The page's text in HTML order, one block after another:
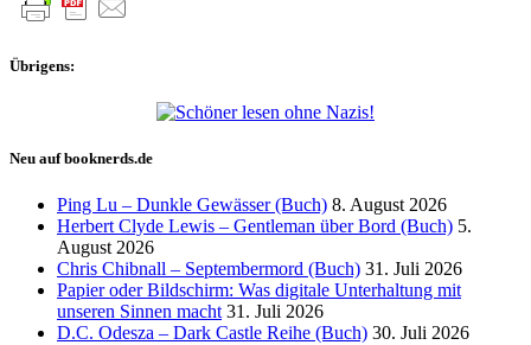
Übrigens:
Neu auf booknerds.de
Ping Lu – Dunkle Gewässer (Buch) 8. August 2026
Herbert Clyde Lewis – Gentleman über Bord (Buch) 5.
August 2026
Chris Chibnall – Septembermord (Buch) 31. Juli 2026
Papier oder Bildschirm: Was digitale Unterhaltung mit
unseren Sinnen macht 31. Juli 2026
D.C. Odesza – Dark Castle Reihe (Buch) 30. Juli 2026